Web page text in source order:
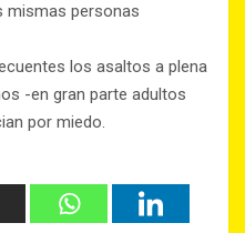
mismas personas
los asaltos a plena
-en gran parte adultos
por miedo.